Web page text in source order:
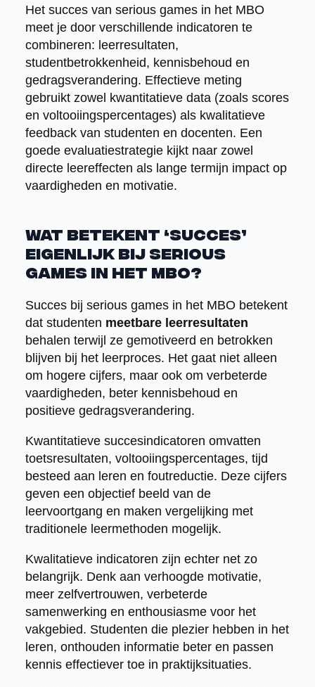
Het succes van serious games in het MBO
meet je door verschillende indicatoren te
combineren: leerresultaten,
studentbetrokkenheid, kennisbehoud en
gedragsverandering. Effectieve meting
gebruikt zowel kwantitatieve data (zoals scores
en voltooiingspercentages) als kwalitatieve
feedback van studenten en docenten. Een
goede evaluatiestrategie kijkt naar zowel
directe leereffecten als lange termijn impact op
vaardigheden en motivatie.
Wat betekent ‘succes’
eigenlijk bij serious
games in het MBO?
Succes bij serious games in het MBO betekent
dat studenten meetbare leerresultaten
behalen terwijl ze gemotiveerd en betrokken
blijven bij het leerproces. Het gaat niet alleen
om hogere cijfers, maar ook om verbeterde
vaardigheden, beter kennisbehoud en
positieve gedragsverandering.
Kwantitatieve succesindicatoren omvatten
toetsresultaten, voltooiingspercentages, tijd
besteed aan leren en foutreductie. Deze cijfers
geven een objectief beeld van de
leervoortgang en maken vergelijking met
traditionele leermethoden mogelijk.
Kwalitatieve indicatoren zijn echter net zo
belangrijk. Denk aan verhoogde motivatie,
meer zelfvertrouwen, verbeterde
samenwerking en enthousiasme voor het
vakgebied. Studenten die plezier hebben in het
leren, onthouden informatie beter en passen
kennis effectiever toe in praktijksituaties.